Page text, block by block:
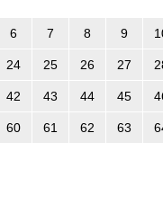
6 7 8 9
24 25 26 27
42 43 44 45
60 61 62 63